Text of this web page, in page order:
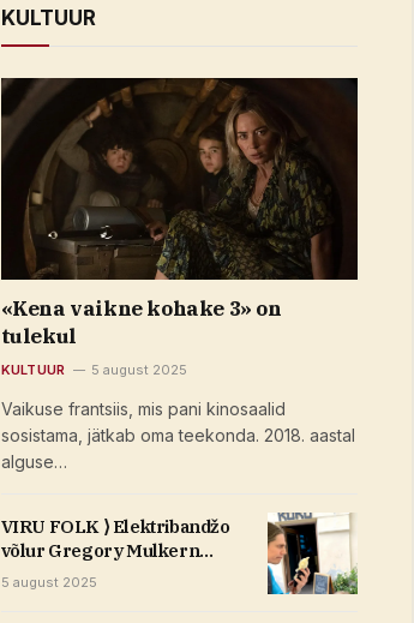
KULTUUR
«Kena vaikne kohake 3» on
tulekul
KULTUUR 5 august 2025
Vaikuse frantsiis, mis pani kinosaalid
sosistama, jätkab oma teekonda. 2018. aastal
alguse…
VIRU FOLK ⟩ Elektribandžo
võlur Gregory Mulkern
lubab publikule
5 august 2025